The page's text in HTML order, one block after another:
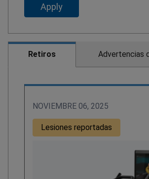
Retiros Advertencias
NOVIEMBRE 06, 2025
Lesiones reportadas